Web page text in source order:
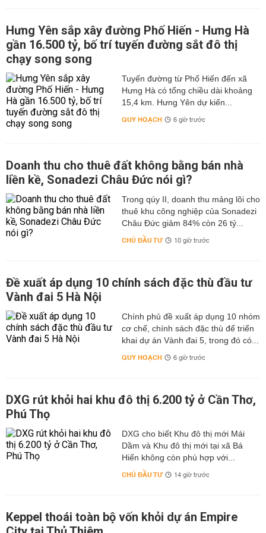
Hưng Yên sắp xây đường Phố Hiến - Hưng Hà
gần 16.500 tỷ, bố trí tuyến đường sắt đô thị
chạy song song
Tuyến đường từ Phố Hiến đến xã
Hưng Hà có tổng chiều dài khoảng
15,4 km. Hưng Yên dự kiến...
QUY HOẠCH 6 giờ trước
Doanh thu cho thuê đất không bằng bán nhà
liền kề, Sonadezi Châu Đức nói gì?
Trong qúy II, doanh thu mảng lõi cho
thuê khu công nghiệp của Sonadezi
Châu Đức giảm 84% còn 26 tỷ...
CHỦ ĐẦU TƯ 10 giờ trước
Đề xuất áp dụng 10 chính sách đặc thù đầu tư
Vành đai 5 Hà Nội
Chính phủ đề xuất áp dụng 10 nhóm
cơ chế, chính sách đặc thù để triển
khai dự án Vành đai 5, trong đó có...
QUY HOẠCH 6 giờ trước
DXG rút khỏi hai khu đô thị 6.200 tỷ ở Cần Thơ,
Phú Thọ
DXG cho biết Khu đô thị mới Mái
Dầm và Khu đô thị mới tại xã Bá
Hiến không còn phù hợp với...
CHỦ ĐẦU TƯ 14 giờ trước
Keppel thoái toàn bộ vốn khỏi dự án Empire